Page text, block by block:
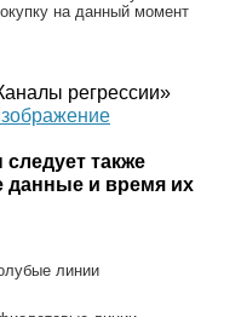
на данный момент
также
данные и время их
линии